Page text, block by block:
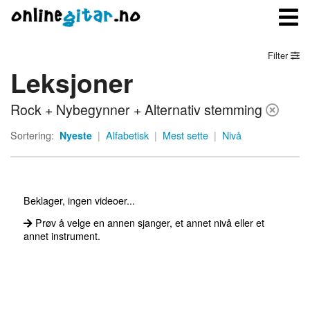
Meny
Logg inn
Filter
Leksjoner
Rock + Nybegynner + Alternativ stemming
Sortering: Nyeste | Alfabetisk | Mest sette | Nivå
Beklager, ingen videoer...
Prøv å velge en annen sjanger, et annet nivå eller et
annet instrument.